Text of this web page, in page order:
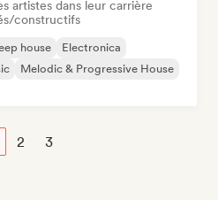
artistes dans leur carrière
constructifs
house
Electronica
Melodic & Progressive House
2 3